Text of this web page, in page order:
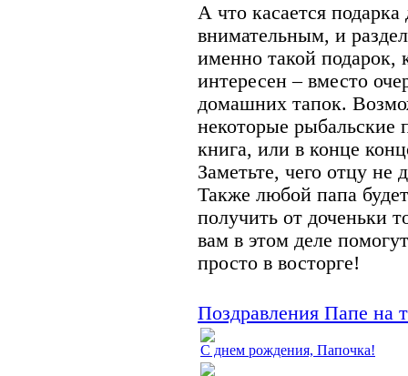
А что касается
внимательным, и
именно такой подарок,
интересен – вместо
домашних тапок.
некоторые рыбальские
книга, или в конце
Заметьте, чего отцу
Также любой папа
получить от доченьки
вам в этом деле
просто в восторге!
Поздравления Папе на
С днем рождения, Папочка!